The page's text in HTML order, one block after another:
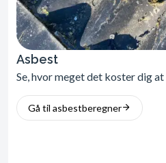
Asbest
Se, hvor meget det koster dig
Gå til asbestberegner